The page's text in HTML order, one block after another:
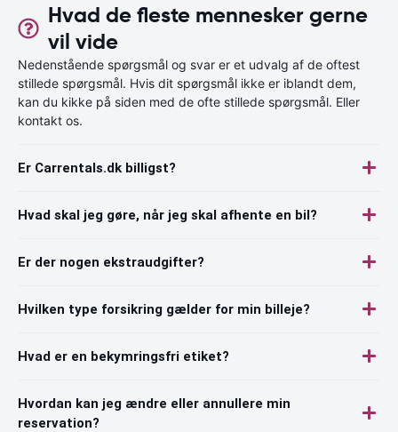
Hvad de fleste mennesker gerne
vil vide
Nedenstående spørgsmål og svar er et udvalg af de oftest
stillede spørgsmål. Hvis dit spørgsmål ikke er iblandt dem,
kan du kikke på siden med de ofte stillede spørgsmål. Eller
kontakt os.
Er Carrentals.dk billigst?
Hvad skal jeg gøre, når jeg skal afhente en bil?
Er der nogen ekstraudgifter?
Hvilken type forsikring gælder for min billeje?
Hvad er en bekymringsfri etiket?
Hvordan kan jeg ændre eller annullere min
reservation?